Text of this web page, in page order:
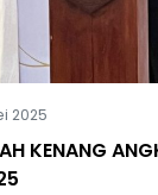
2025
KENANG